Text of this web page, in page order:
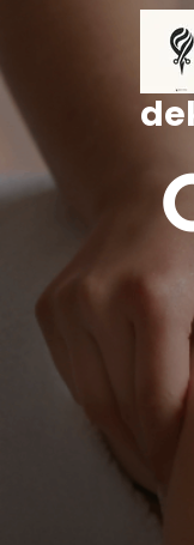
inhoud
gaan